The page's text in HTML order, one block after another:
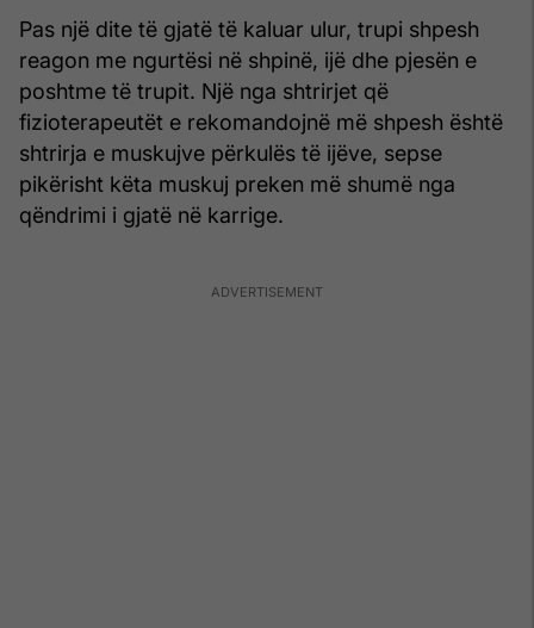
Pas një dite të gjatë të kaluar ulur, trupi shpesh
reagon me ngurtësi në shpinë, ijë dhe pjesën e
poshtme të trupit. Një nga shtrirjet që
fizioterapeutët e rekomandojnë më shpesh është
shtrirja e muskujve përkulës të ijëve, sepse
pikërisht këta muskuj preken më shumë nga
qëndrimi i gjatë në karrige.